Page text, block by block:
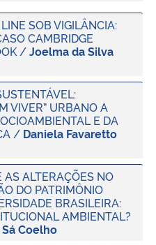
SOB VIGILÂNCIA:
CAMBRIDGE
/Joelma da Silva
VIVER” URBANO A
E DA
/ Daniela Favaretto
AS ALTERAÇÕES NO
DO PATRIMÔNIO
BRASILEIRA:
AMBIENTAL?
Coelho